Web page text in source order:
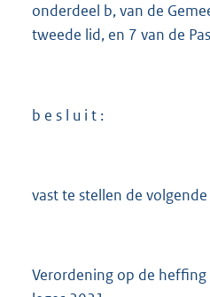
onderdeel b, van de
tweede lid, en 7 van de
b e s l u i t :
vast te stellen de
Verordening op de